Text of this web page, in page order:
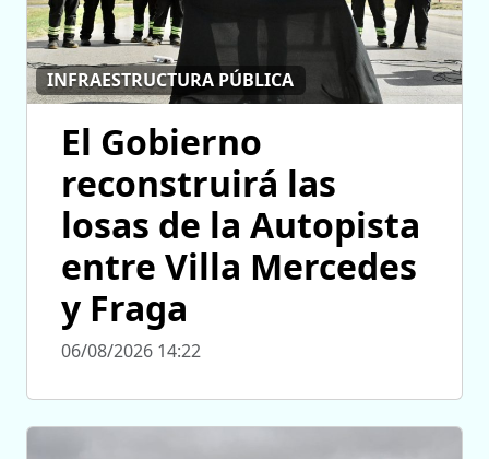
INFRAESTRUCTURA PÚBLICA
El Gobierno
reconstruirá las
losas de la Autopista
entre Villa Mercedes
y Fraga
06/08/2026 14:22